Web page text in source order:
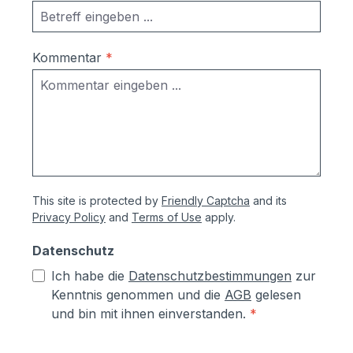
zuverlässigen und flexiblen Partner in
Sachen Briefkästen und
Briefkastenanlagen.Briefkästen werden
bei Max Knobloch bereits seit 1869
hergestellt.Garantie:Auf alle Briefkästen
en (Angaben vom Hersteller):- Kästen aus
sendzimierverzinktem Stahl (verfombar
zusätzlich hoher Aluminiumanteil d.h.
hoher Korrosionsschutz)- Teile aus
sendzimirverzinktem Stahl werden vor
dem Pulverbeschichten Eisen-
Kommentar *
This site is protected by Friendly Captcha and its
Privacy Policy and Terms of Use apply.
Datenschutz
Ich habe die Datenschutzbestimmungen zur
Kenntnis genommen und die AGB gelesen
und bin mit ihnen einverstanden. *